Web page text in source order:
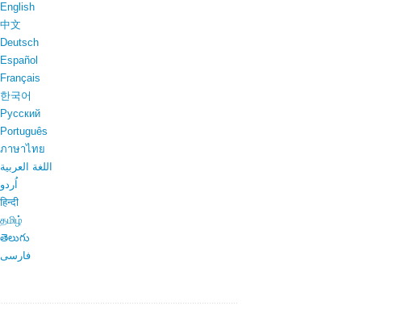
English
中文
Deutsch
Español
Français
한국어
Русский
Português
ภาษาไทย
اللغة العربية
اُردو
हिन्दी
தமிழ்
తెలుగు
فارسی